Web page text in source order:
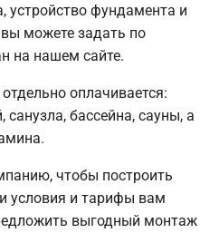
устройство фундамента и
можете задать по
на нашем сайте.
оплачивается:
бассейна, сауны, а
чтобы построить
условия и тарифы вам
выгодный монтаж